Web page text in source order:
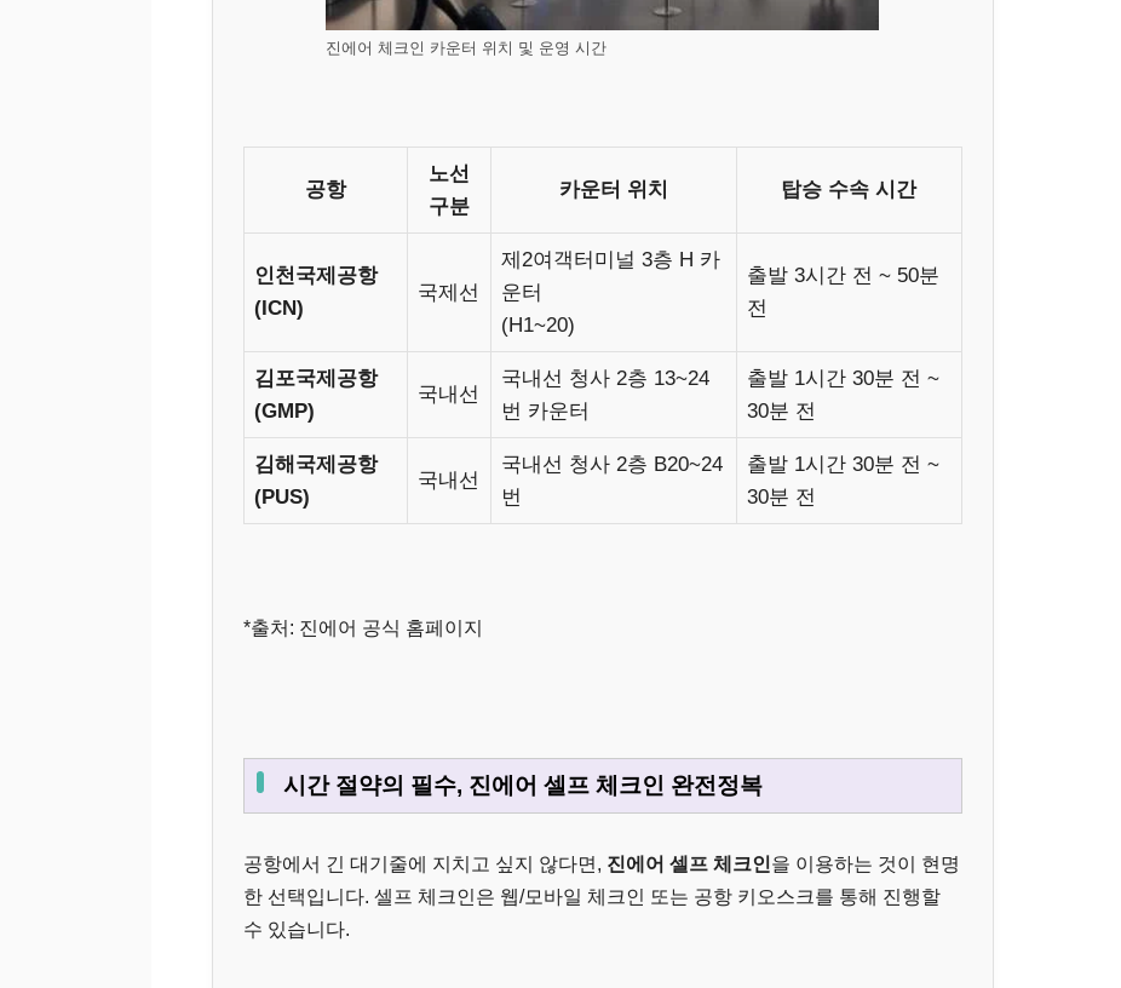
진에어 체크인 카운터 위치 및 운영 시간
공항
노선
구분
카운터 위치 탑승 수속 시간
인천국제공항
(ICN)
국제선
제2여객터미널 3층 H 카
운터
(H1~20)
출발 3시간 전 ~ 50분
전
김포국제공항
(GMP)
국내선
국내선 청사 2층 13~24
번 카운터
출발 1시간 30분 전 ~
30분 전
김해국제공항
(PUS)
국내선
국내선 청사 2층 B20~24
번
출발 1시간 30분 전 ~
30분 전
*출처: 진에어 공식 홈페이지
시간 절약의 필수, 진에어 셀프 체크인 완전정복
공항에서 긴 대기줄에 지치고 싶지 않다면, 진에어 셀프 체크인을 이용하는 것이 현명
한 선택입니다. 셀프 체크인은 웹/모바일 체크인 또는 공항 키오스크를 통해 진행할
수 있습니다.